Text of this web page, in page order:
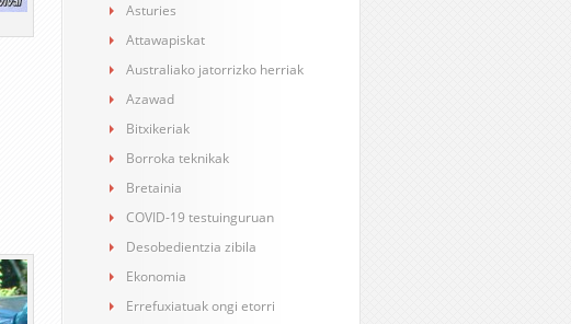
Asturies
Attawapiskat
Australiako jatorrizko herriak
Azawad
Bitxikeriak
Borroka teknikak
Bretainia
COVID-19 testuinguruan
Desobedientzia zibila
Ekonomia
Errefuxiatuak ongi etorri